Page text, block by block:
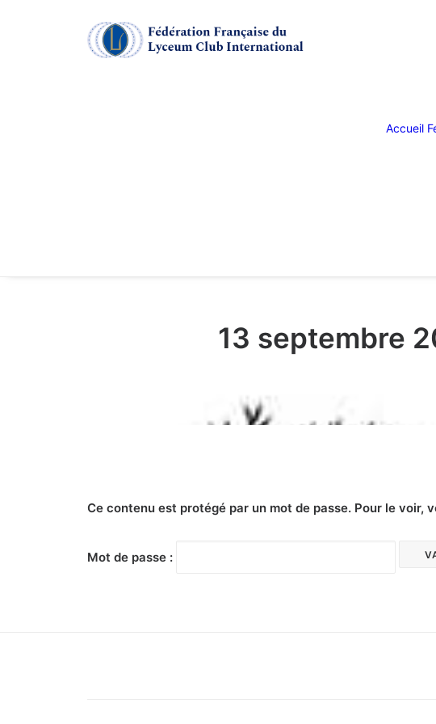
Accueil
13 septembre
Ce contenu est protégé par un mot de passe. Pour le voir,
Mot de passe :